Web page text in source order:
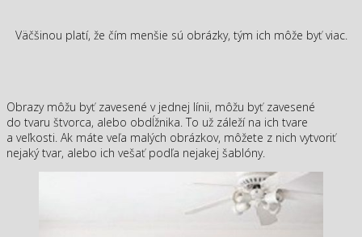
Väčšinou platí, že čím menšie sú obrázky, tým ich môže byť viac.
Obrazy môžu byť zavesené v jednej línii, môžu byť zavesené
do tvaru štvorca, alebo obdĺžnika. To už záleží na ich tvare
a veľkosti. Ak máte veľa malých obrázkov, môžete z nich vytvoriť
nejaký tvar, alebo ich vešať podľa nejakej šablóny.